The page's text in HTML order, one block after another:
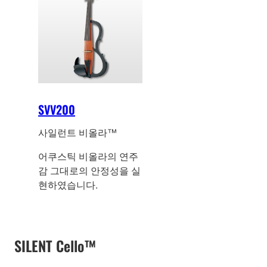
SVV200
사일런트 비올라™
어쿠스틱 비올라의 연주
감 그대로의 안정성을 실
현하였습니다.
SILENT Cello™